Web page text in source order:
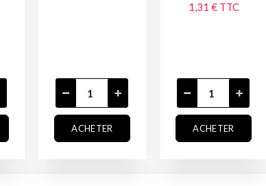
ACHETER
1,31 € TTC
ACHETER